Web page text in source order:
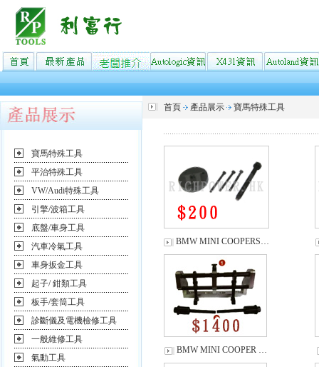
寶馬特殊工具
平治特殊工具
VW/Audi特殊工具
引擎/波箱工具
底盤/車身工具
汽車冷氣工具
車身扳金工具
起子/ 鉗類工具
板手/套筒工具
診斷儀及電機檢修工具
一般維修工具
氣動工具
首頁 產品展示 寶馬特殊工具
BMW MINI COOPERS…
BMW MINI COOPER …